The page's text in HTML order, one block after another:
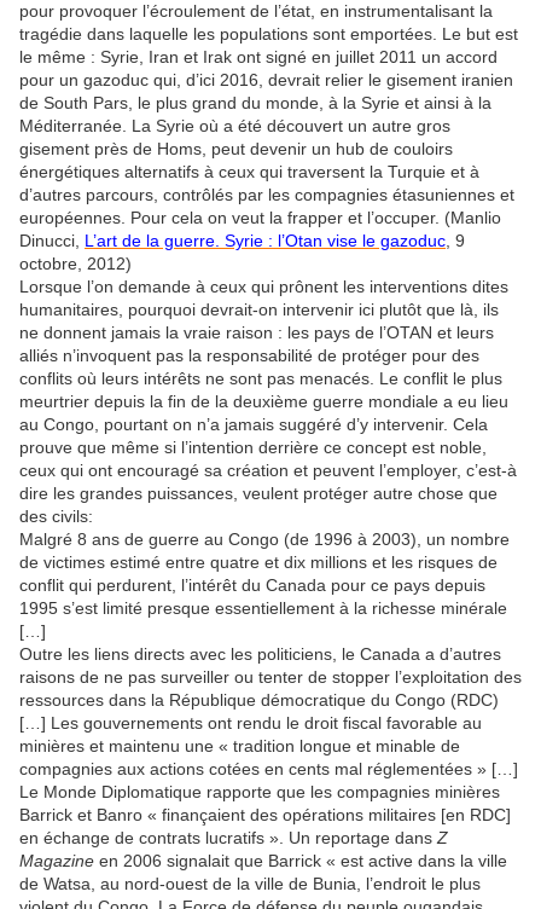
pour provoquer l’écroulement de l’état, en instrumentalisant la
tragédie dans laquelle les populations sont emportées. Le but est
le même : Syrie, Iran et Irak ont signé en juillet 2011 un accord
pour un gazoduc qui, d’ici 2016, devrait relier le gisement iranien
de South Pars, le plus grand du monde, à la Syrie et ainsi à la
Méditerranée. La Syrie où a été découvert un autre gros
gisement près de Homs, peut devenir un hub de couloirs
énergétiques alternatifs à ceux qui traversent la Turquie et à
d’autres parcours, contrôlés par les compagnies étasuniennes et
européennes. Pour cela on veut la frapper et l’occuper. (Manlio
Dinucci, L’art de la guerre. Syrie : l’Otan vise le gazoduc , 9
octobre, 2012)
Lorsque l’on demande à ceux qui prônent les interventions dites
humanitaires, pourquoi devrait-on intervenir ici plutôt que là, ils
ne donnent jamais la vraie raison : les pays de l’OTAN et leurs
alliés n’invoquent pas la responsabilité de protéger pour des
conflits où leurs intérêts ne sont pas menacés. Le conflit le plus
meurtrier depuis la fin de la deuxième guerre mondiale a eu lieu
au Congo, pourtant on n’a jamais suggéré d’y intervenir. Cela
prouve que même si l’intention derrière ce concept est noble,
ceux qui ont encouragé sa création et peuvent l’employer, c’est-à
dire les grandes puissances, veulent protéger autre chose que
des civils:
Malgré 8 ans de guerre au Congo (de 1996 à 2003), un nombre
de victimes estimé entre quatre et dix millions et les risques de
conflit qui perdurent, l’intérêt du Canada pour ce pays depuis
1995 s’est limité presque essentiellement à la richesse minérale
[…]
Outre les liens directs avec les politiciens, le Canada a d’autres
raisons de ne pas surveiller ou tenter de stopper l’exploitation des
ressources dans la République démocratique du Congo (RDC)
[…] Les gouvernements ont rendu le droit fiscal favorable au
minières et maintenu une « tradition longue et minable de
compagnies aux actions cotées en cents mal réglementées » […]
Le Monde Diplomatique rapporte que les compagnies minières
Barrick et Banro « finançaient des opérations militaires [en RDC]
en échange de contrats lucratifs ». Un reportage dans Z
Magazine en 2006 signalait que Barrick « est active dans la ville
de Watsa, au nord-ouest de la ville de Bunia, l’endroit le plus